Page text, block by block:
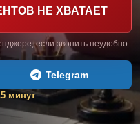
НЕ ХВАТАЕТ
если звонить неудобно
Telegram
минут